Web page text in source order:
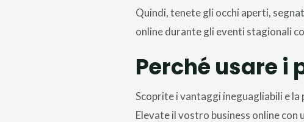
Quindi, tenete gli occhi aperti,
online durante gli eventi stagionali
Perché usare i
Scoprite i vantaggi ineguagliabili e
Elevate il vostro business online con